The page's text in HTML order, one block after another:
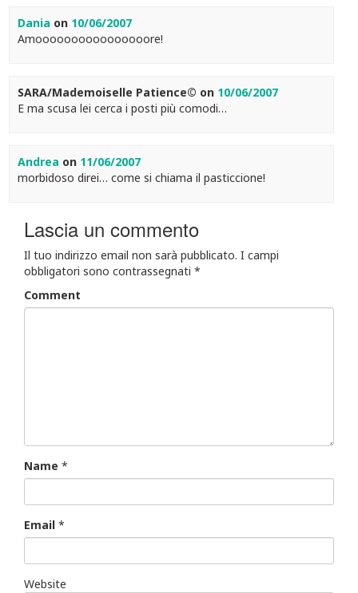
Dania on 10/06/2007
Amoooooooooooooooore!
SARA/Mademoiselle Patience© on 10/06/2007
E ma scusa lei cerca i posti più comodi…
Andrea on 11/06/2007
morbidoso direi… come si chiama il pasticcione!
Lascia un commento
Il tuo indirizzo email non sarà pubblicato. I campi
obbligatori sono contrassegnati *
Comment
Name *
Email *
Website